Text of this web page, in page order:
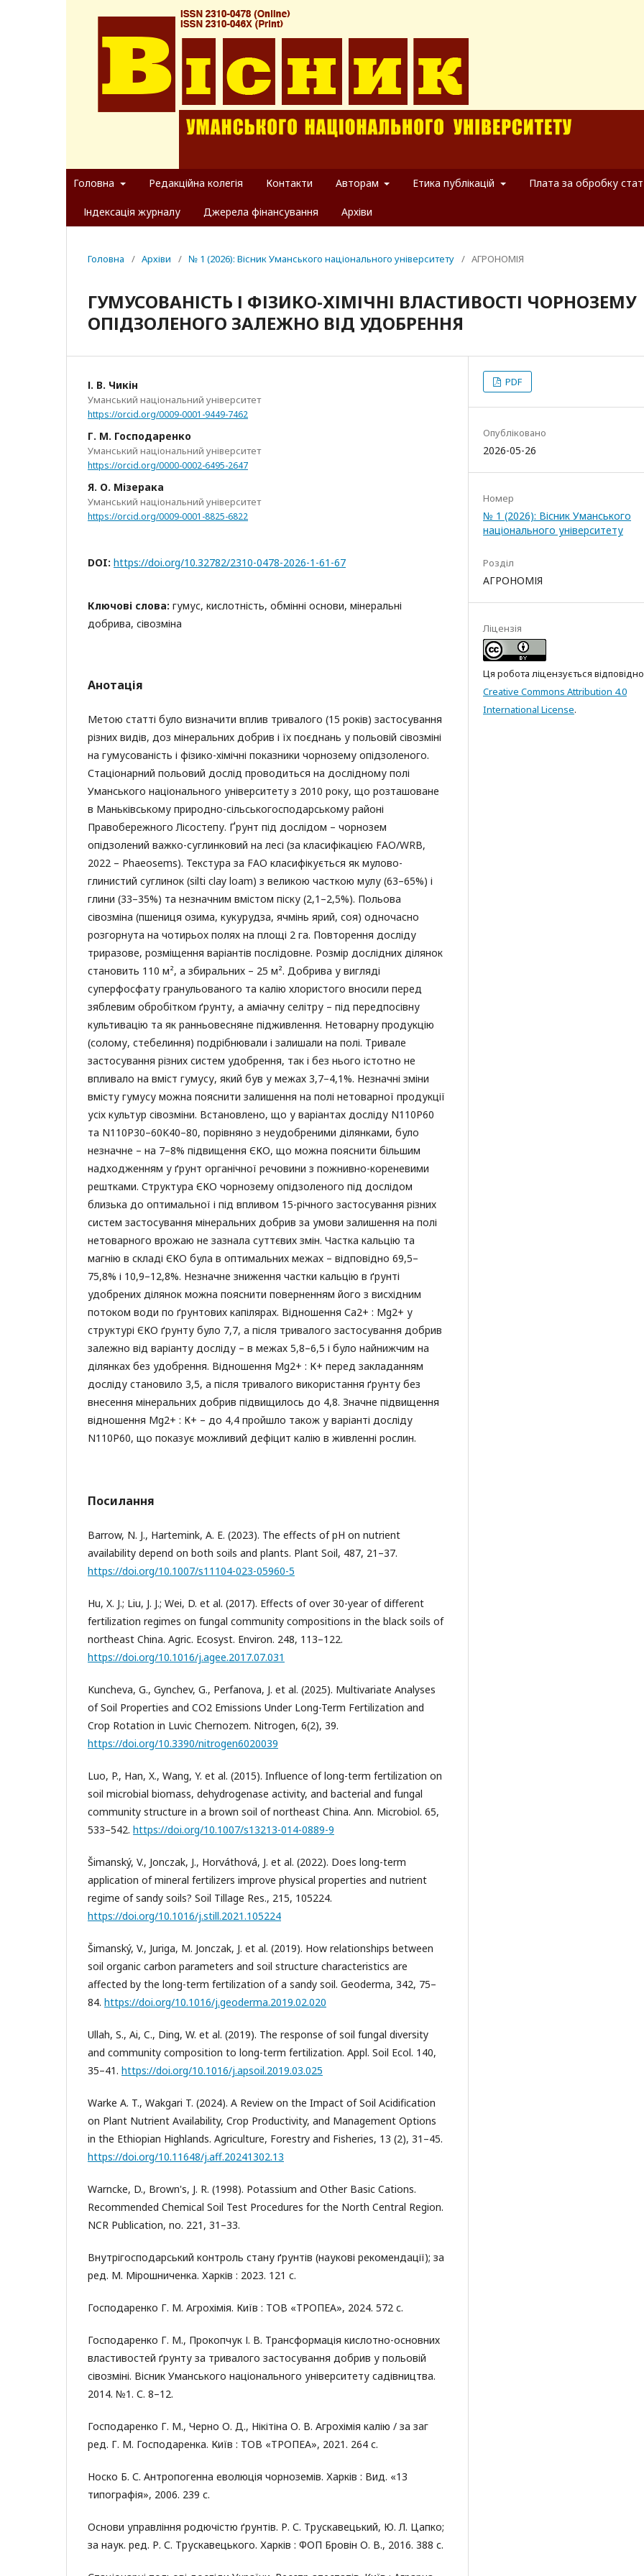
Головна Редакційна колегія Контакти Авторам Етика публікацій Плата за обробку
Індексація журналу Джерела фінансування Архіви
Головна / Архіви / № 1 (2026): Вісник Уманського національного університету / АГРОНОМІЯ
ГУМУСОВАНІСТЬ І ФІЗИКО-ХІМІЧНІ ВЛАСТИВОСТІ ЧОРНОЗЕМУ
ОПІДЗОЛЕНОГО ЗАЛЕЖНО ВІД УДОБРЕННЯ
І. В. Чикін
Уманський національний університет
https://orcid.org/0009-0001-9449-7462
Г. М. Господаренко
Уманський національний університет
https://orcid.org/0000-0002-6495-2647
Я. О. Мізерака
Уманський національний університет
https://orcid.org/0009-0001-8825-6822
DOI: https://doi.org/10.32782/2310-0478-2026-1-61-67
Ключові слова: гумус, кислотність, обмінні основи, мінеральні
добрива, сівозміна
Анотація
Метою статті було визначити вплив тривалого (15 років) застосування
різних видів, доз мінеральних добрив і їх поєднань у польовій сівозміні
на гумусованість і фізико-хімічні показники чорнозему опідзоленого.
Стаціонарний польовий дослід проводиться на дослідному полі
Уманського національного університету з 2010 року, що розташоване
в Маньківському природно-сільськогосподарському районі
Правобережного Лісостепу. Ґрунт під дослідом – чорнозем
опідзолений важко-суглинковий на лесі (за класифікацією FAO/WRB,
2022 – Phaeosems). Текстура за FAO класифікується як мулово-
глинистий суглинок (silti clay loam) з великою часткою мулу (63–65%) і
глини (33–35%) та незначним вмістом піску (2,1–2,5%). Польова
сівозміна (пшениця озима, кукурудза, ячмінь ярий, соя) одночасно
розгорнута на чотирьох полях на площі 2 га. Повторення досліду
триразове, розміщення варіантів послідовне. Розмір дослідних ділянок
становить 110 м², а збиральних – 25 м². Добрива у вигляді
суперфосфату гранульованого та калію хлористого вносили перед
зяблевим обробітком ґрунту, а аміачну селітру – під передпосівну
культивацію та як ранньовесняне підживлення. Нетоварну продукцію
(солому, стебелиння) подрібнювали і залишали на полі. Тривале
застосування різних систем удобрення, так і без нього істотно не
впливало на вміст гумусу, який був у межах 3,7–4,1%. Незначні зміни
вмісту гумусу можна пояснити залишення на полі нетоварної продукції
усіх культур сівозміни. Встановлено, що у варіантах досліду N110P60
та N110P30–60K40–80, порівняно з неудобреними ділянками, було
незначне – на 7–8% підвищення ЄКО, що можна пояснити більшим
надходженням у ґрунт органічної речовини з пожнивно-кореневими
рештками. Структура ЄКО чорнозему опідзоленого під дослідом
близька до оптимальної і під впливом 15-річного застосування різних
систем застосування мінеральних добрив за умови залишення на полі
нетоварного врожаю не зазнала суттєвих змін. Частка кальцію та
магнію в складі ЄКО була в оптимальних межах – відповідно 69,5–
75,8% і 10,9–12,8%. Незначне зниження частки кальцію в ґрунті
удобрених ділянок можна пояснити поверненням його з висхідним
потоком води по ґрунтових капілярах. Відношення Са2+ : Mg2+ у
структурі ЄКО ґрунту було 7,7, а після тривалого застосування добрив
залежно від варіанту досліду – в межах 5,8–6,5 і було найнижчим на
ділянках без удобрення. Відношення Mg2+ : К+ перед закладанням
досліду становило 3,5, а після тривалого використання ґрунту без
внесення мінеральних добрив підвищилось до 4,8. Значне підвищення
відношення Mg2+ : К+ – до 4,4 пройшло також у варіанті досліду
N110P60, що показує можливий дефіцит калію в живленні рослин.
Посилання
Barrow, N. J., Hartemink, A. E. (2023). The effects of pH on nutrient
availability depend on both soils and plants. Plant Soil, 487, 21–37.
https://doi.org/10.1007/s11104-023-05960-5
Hu, X. J.; Liu, J. J.; Wei, D. et al. (2017). Effects of over 30-year of different
fertilization regimes on fungal community compositions in the black soils of
northeast China. Agric. Ecosyst. Environ. 248, 113–122.
https://doi.org/10.1016/j.agee.2017.07.031
Kuncheva, G., Gynchev, G., Perfanova, J. et al. (2025). Multivariate Analyses
of Soil Properties and CO2 Emissions Under Long-Term Fertilization and
Crop Rotation in Luvic Chernozem. Nitrogen, 6(2), 39.
https://doi.org/10.3390/nitrogen6020039
Luo, P., Han, X., Wang, Y. et al. (2015). Influence of long-term fertilization on
soil microbial biomass, dehydrogenase activity, and bacterial and fungal
community structure in a brown soil of northeast China. Ann. Microbiol. 65,
533–542. https://doi.org/10.1007/s13213-014-0889-9
Šimanský, V., Jonczak, J., Horváthová, J. et al. (2022). Does long-term
application of mineral fertilizers improve physical properties and nutrient
regime of sandy soils? Soil Tillage Res., 215, 105224.
https://doi.org/10.1016/j.still.2021.105224
Šimanský, V., Juriga, M. Jonczak, J. et al. (2019). How relationships between
soil organic carbon parameters and soil structure characteristics are
affected by the long-term fertilization of a sandy soil. Geoderma, 342, 75–
84. https://doi.org/10.1016/j.geoderma.2019.02.020
Ullah, S., Ai, C., Ding, W. et al. (2019). The response of soil fungal diversity
and community composition to long-term fertilization. Appl. Soil Ecol. 140,
35–41. https://doi.org/10.1016/j.apsoil.2019.03.025
Warke A. T., Wakgari T. (2024). A Review on the Impact of Soil Acidification
on Plant Nutrient Availability, Crop Productivity, and Management Options
in the Ethiopian Highlands. Agriculture, Forestry and Fisheries, 13 (2), 31–45.
https://doi.org/10.11648/j.aff.20241302.13
Warncke, D., Brown's, J. R. (1998). Potassium and Other Basic Cations.
Recommended Chemical Soil Test Procedures for the North Central Region.
NCR Publication, no. 221, 31–33.
Внутрігосподарський контроль стану ґрунтів (наукові рекомендації); за
ред. М. Мірошниченка. Харків : 2023. 121 с.
Господаренко Г. М. Агрохімія. Київ : ТОВ «ТРОПЕА», 2024. 572 с.
Господаренко Г. М., Прокопчук І. В. Трансформація кислотно-основних
властивостей ґрунту за тривалого застосування добрив у польовій
сівозміні. Вісник Уманського національного університету садівництва.
2014. №1. С. 8–12.
Господаренко Г. М., Черно О. Д., Нікітіна О. В. Агрохімія калію / за заг
ред. Г. М. Господаренка. Київ : ТОВ «ТРОПЕА», 2021. 264 с.
Носко Б. С. Антропогенна еволюція чорноземів. Харків : Вид. «13
типографія», 2006. 239 с.
Основи управління родючістю ґрунтів. Р. С. Трускавецький, Ю. Л. Цапко;
за наук. ред. Р. С. Трускавецького. Харків : ФОП Бровін О. В., 2016. 388 с.
PDF
Опубліковано
2026-05-26
Номер
№ 1 (2026): Вісник Уманського
національного університету
Розділ
АГРОНОМІЯ
Ліцензія
Ця робота ліцензується
Creative Commons Attribution 4.0
International License.